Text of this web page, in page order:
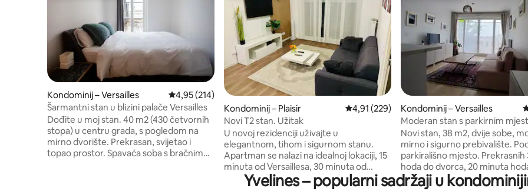
Kondominij – Versailles Prosječna ocjena: 4,95/5, recenzija: 214
4,95 (214)
Šarmantni stan u blizini palače Versailles
Dođite u moj stan. 40 m2 (430 četvornih
stopa) u centru grada, s pogledom na
mirno dvorište. Prekrasan, svijetao i
topao prostor. Spavaća soba s bračnim
Kondominij – Plaisir Prosječna ocjena: 4,91/5, recenzija: 229
4,91 (229)
Novi T2 stan. Užitak
U novoj rezidenciji uživajte u
elegantnom, tihom i sigurnom stanu.
Apartman se nalazi na idealnoj lokaciji, 15
minuta od Versaillesa, 30 minuta od
Pariza, 9 minuta od France Mutuellea i 15
minuta od ZooSafarija. Apartman se
Kondominij – Versailles
Moderan stan s parkirnim
Novi stan, 38 m2, dvije sobe,
mirno i sigurno prebivalište. Podzemno
parkirališno mjesto. Prekrasnih 30 minuta
hoda do dvorca, 20 minuta
centra grada. Dva lokalna
bračni krevet u spavaćoj sobi i
Yvelines – popularni sadržaji u